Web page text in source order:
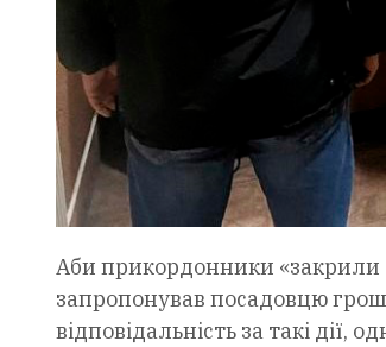
Аби прикордонники «закрили
запропонував посадовцю
відповідальність за такі дії,